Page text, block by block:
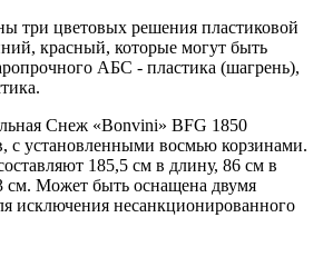
три цветовых решения пластиковой
красный, которые могут быть
АБС - пластика (шагрень),
Снеж «Bonvini» BFG 1850
с установленными восмью корзинами.
185,5 см в длину, 86 см в
Может быть оснащена двумя
исключения несанкционированного